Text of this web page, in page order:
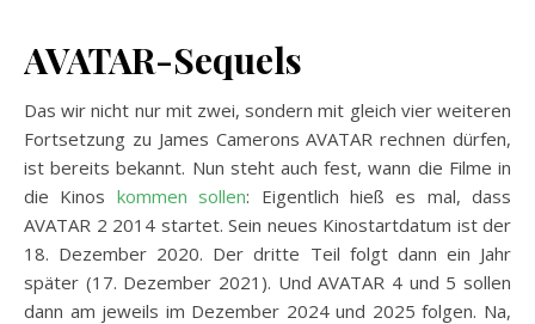
AVATAR-Sequels
Das wir nicht nur mit zwei, sondern mit gleich vier weiteren
Fortsetzung zu James Camerons AVATAR rechnen dürfen,
ist bereits bekannt. Nun steht auch fest, wann die Filme in
die Kinos kommen sollen: Eigentlich hieß es mal, dass
AVATAR 2 2014 startet. Sein neues Kinostartdatum ist der
18. Dezember 2020. Der dritte Teil folgt dann ein Jahr
später (17. Dezember 2021). Und AVATAR 4 und 5 sollen
dann am jeweils im Dezember 2024 und 2025 folgen. Na,